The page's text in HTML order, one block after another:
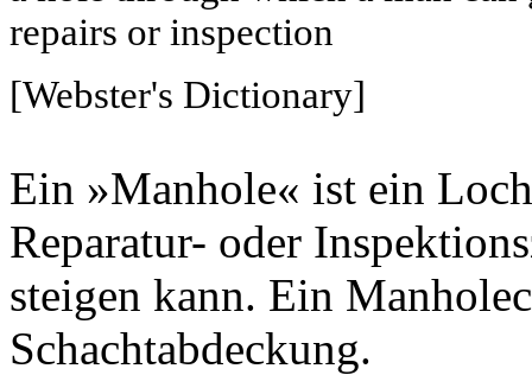
repairs or inspection
[Webster's Dictionary]
Ein »Manhole« ist ein
Reparatur- oder
steigen kann. Ein
Schachtabdeckung.